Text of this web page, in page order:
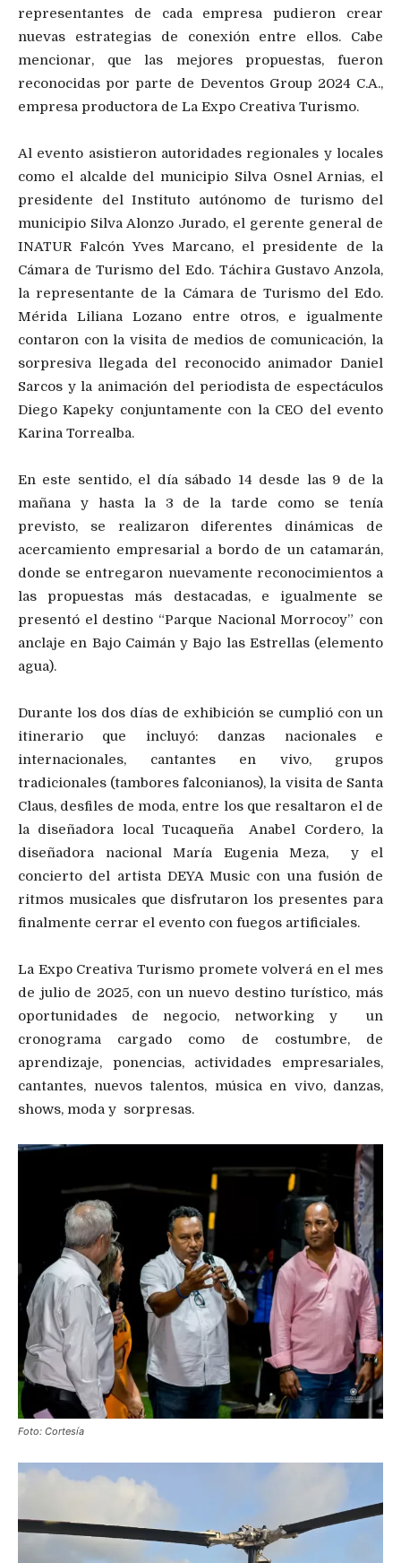
representantes de cada empresa pudieron crear
nuevas estrategias de conexión entre ellos. Cabe
mencionar, que las mejores propuestas, fueron
reconocidas por parte de Deventos Group 2024 C.A.,
empresa productora de La Expo Creativa Turismo.
Al evento asistieron autoridades regionales y locales
como el alcalde del municipio Silva Osnel Arnias, el
presidente del Instituto autónomo de turismo del
municipio Silva Alonzo Jurado, el gerente general de
INATUR Falcón Yves Marcano, el presidente de la
Cámara de Turismo del Edo. Táchira Gustavo Anzola,
la representante de la Cámara de Turismo del Edo.
Mérida Liliana Lozano entre otros, e igualmente
contaron con la visita de medios de comunicación, la
sorpresiva llegada del reconocido animador Daniel
Sarcos y la animación del periodista de espectáculos
Diego Kapeky conjuntamente con la CEO del evento
Karina Torrealba.
En este sentido, el día sábado 14 desde las 9 de la
mañana y hasta la 3 de la tarde como se tenía
previsto, se realizaron diferentes dinámicas de
acercamiento empresarial a bordo de un catamarán,
donde se entregaron nuevamente reconocimientos a
las propuestas más destacadas, e igualmente se
presentó el destino “Parque Nacional Morrocoy” con
anclaje en Bajo Caimán y Bajo las Estrellas (elemento
agua).
Durante los dos días de exhibición se cumplió con un
itinerario que incluyó: danzas nacionales e
internacionales, cantantes en vivo, grupos
tradicionales (tambores falconianos), la visita de Santa
Claus, desfiles de moda, entre los que resaltaron el de
la diseñadora local Tucaqueña Anabel Cordero, la
diseñadora nacional María Eugenia Meza, y el
concierto del artista DEYA Music con una fusión de
ritmos musicales que disfrutaron los presentes para
finalmente cerrar el evento con fuegos artificiales.
La Expo Creativa Turismo promete volverá en el mes
de julio de 2025, con un nuevo destino turístico, más
oportunidades de negocio, networking y un
cronograma cargado como de costumbre, de
aprendizaje, ponencias, actividades empresariales,
cantantes, nuevos talentos, música en vivo, danzas,
shows, moda y sorpresas.
Foto: Cortesía